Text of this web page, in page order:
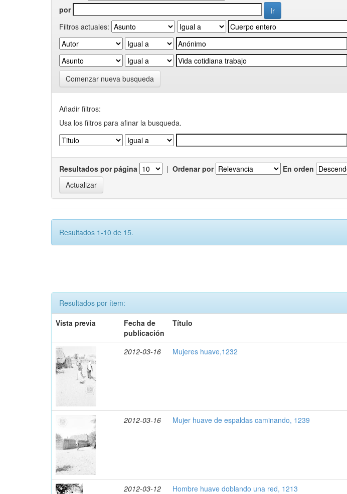
por
Filtros actuales:
Comenzar nueva busqueda
Añadir filtros:
Usa los filtros para afinar la busqueda.
Resultados por página | Ordenar por En orden
Resultados 1-10 de 15.
Resultados por ítem:
Vista previa
Fecha de
publicación
Título
2012-03-16 Mujeres huave,1232
2012-03-16 Mujer huave de espaldas caminando, 1239
2012-03-12 Hombre huave doblando una red, 1213